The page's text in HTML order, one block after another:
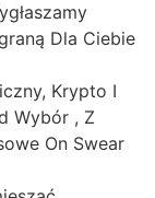
Dla Ciebie
Krypto I
Wybór , Z
On Swear